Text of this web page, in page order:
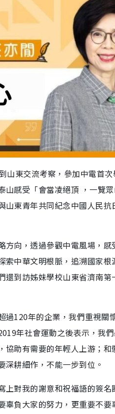
東交流考察，參加中電首
感受「會當凌絕頂 ，一覽
東青年共同紀念中國人民抗
向，透過參觀中電風場，
中華文明根脈，追溯國家
到訪姊妹學校山東省濟南
120年的企業，我們重視關
年社會運動之後表示，我
助有需要的年輕人上游；
耕細作，不能一步到位。
對我的謝意和祝福語的簽
負大家的努力，更重要不